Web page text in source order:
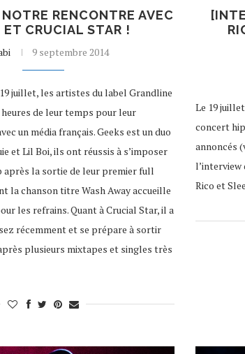
RENCONTRE AVEC
ET CRUCIAL STAR !
9 septembre 2014
juillet, les artistes du label Grandline
de leur temps pour leur
un média français. Geeks est un duo
et Lil Boi, ils ont réussis à s’imposer
après la sortie de leur premier full
la chanson titre Wash Away accueille
les refrains. Quant à Crucial Star, il a
récemment et se prépare à sortir
plusieurs mixtapes et singles très
Le 19
concert
annoncés
l’interview
Rico et